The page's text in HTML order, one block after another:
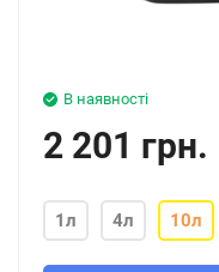
В наявності
2 201 грн.
1л 4л 10л